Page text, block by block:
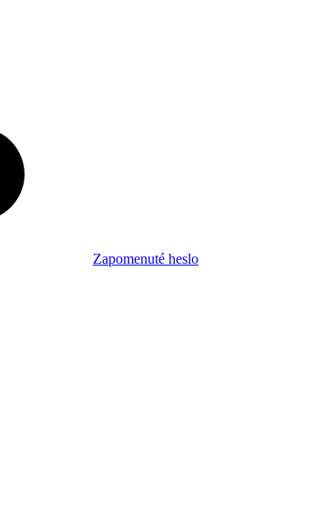
Zapomenuté heslo